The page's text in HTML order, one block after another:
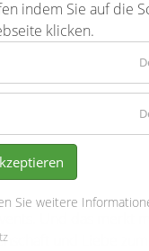
Und das merkt
und Liebe zum
indem Sie auf die
klicken.
Sie weitere